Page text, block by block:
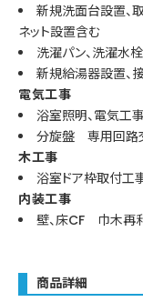
新規洗面台設置
ネット設置含む
洗濯パン、洗濯水
新規給湯器設置
電気工事
浴室照明、電気工事
分旋盤 専用回路
木工事
浴室ドア枠取付工
内装工事
壁、床CF 巾木再
商品詳細